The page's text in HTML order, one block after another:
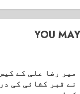
YOU
میر رضا علی کے
نے قبر کشائی کی